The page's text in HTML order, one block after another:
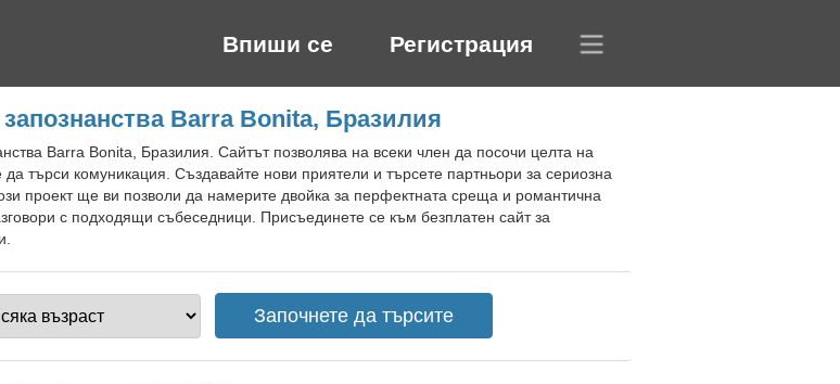
Впиши се Регистрация
Barra Bonita, Бразилия
Barra Bonita, Бразилия. Сайтът позволява на всеки член да посочи целта на
търси комуникация. Създавайте нови приятели и търсете партньори за сериозна
проект ще ви позволи да намерите двойка за перфектната среща и романтична
с подходящи събеседници. Присъединете се към безплатен сайт за